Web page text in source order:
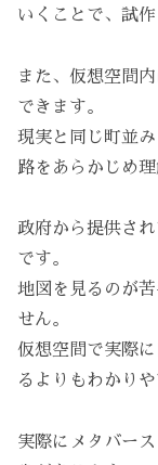
いくことで、試
また、仮想空間
できます。
現実と同じ町並
路をあらかじめ
政府から提供さ
です。
地図を見るのが
せん。
仮想空間で実際
るよりもわかりや
実際にメタバー